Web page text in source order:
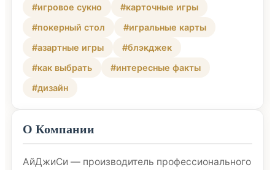
#игровое сукно
#карточные игры
#покерный стол
#игральные карты
#азартные игры
#блэкджек
#как выбрать
#интересные факты
#дизайн
О Компании
АйДжиСи — производитель профессионального